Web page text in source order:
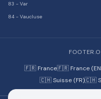
83 - Var
84 - Vaucluse
🇫🇷 France🇫🇷 France
🇨🇭 Suisse (FR)🇨🇭